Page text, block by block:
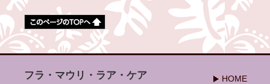
フラ・マウリ・ラア・ケア HOME